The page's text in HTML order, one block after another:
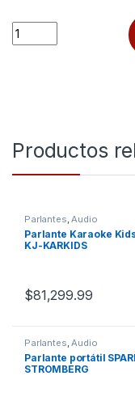
Quantity
Productos
Parlantes,Audio
Parlante Karaoke
KJ-KARKIDS
$81,299.99
Parlantes,Audio
Parlante portátil
STROMBERG